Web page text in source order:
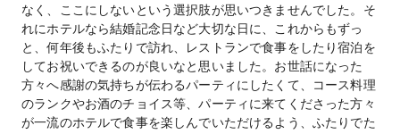
なく、ここにしないという選択肢が思いつきませんでした。そ
れにホテルなら結婚記念日など大切な日に、これからもずっ
と、何年後もふたりで訪れ、レストランで食事をしたり宿泊を
してお祝いできるのが良いなと思いました。お世話になった
方々へ感謝の気持ちが伝わるパーティにしたくて、コース料理
のランクやお酒のチョイス等、パーティに来てくださった方々
が一流のホテルで食事を楽しんでいただけるよう、ふたりでた